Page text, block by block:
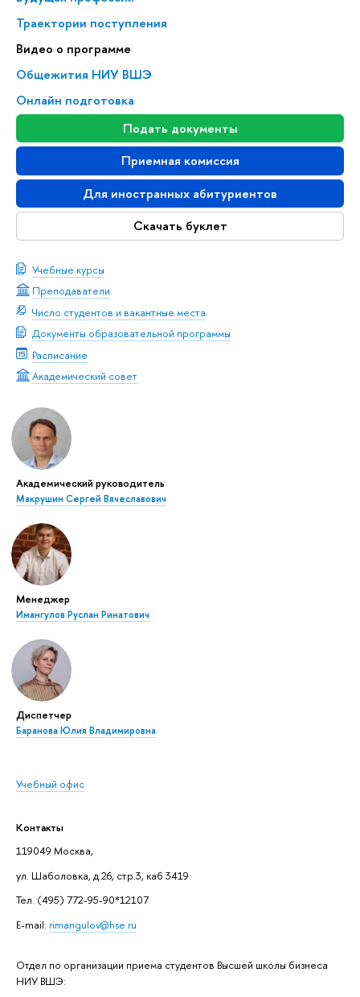
Траектории поступления
Видео о программе
Общежития НИУ ВШЭ
Онлайн подготовка
Подать документы
Приемная комиссия
Для иностранных абитуриентов
Скачать буклет
Учебные курсы
Преподаватели
Число студентов и вакантные места
Документы образовательной программы
Расписание
Академический совет
Академический руководитель
Макрушин Сергей Вячеславович
Менеджер
Имангулов Руслан Ринатович
Диспетчер
Баранова Юлия Владимировна
Учебный офис
Контакты
119049 Москва,
ул. Шаболовка, д.26, стр.3, каб 3419
Тел. (495) 772-95-90*12107
E-mail: rimangulov@hse.ru
Отдел по организации приема студентов Высшей школы бизнеса
НИУ ВШЭ: